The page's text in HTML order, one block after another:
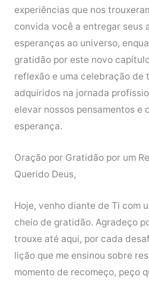
experiências que nos
convida você a entregar seus
esperanças ao universo,
gratidão por este novo
reflexão e uma celebração de
adquiridos na jornada
elevar nossos pensamentos e
esperança.
Oração por Gratidão por um
Querido Deus,
Hoje, venho diante de Ti com
cheio de gratidão. Agradeço
trouxe até aqui, por cada
lição que me ensinou sobre
momento de recomeço, peço